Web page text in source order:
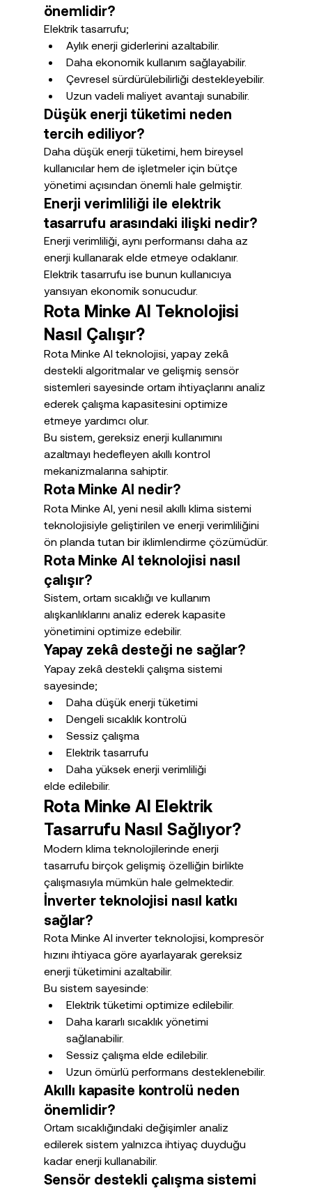
önemlidir?
Elektrik tasarrufu;
Aylık enerji giderlerini azaltabilir.
Daha ekonomik kullanım sağlayabilir.
Çevresel sürdürülebilirliği destekleyebilir.
Uzun vadeli maliyet avantajı sunabilir.
Düşük enerji tüketimi neden
tercih ediliyor?
Daha düşük enerji tüketimi, hem bireysel
kullanıcılar hem de işletmeler için bütçe
yönetimi açısından önemli hale gelmiştir.
Enerji verimliliği ile elektrik
tasarrufu arasındaki ilişki nedir?
Enerji verimliliği, aynı performansı daha az
enerji kullanarak elde etmeye odaklanır.
Elektrik tasarrufu ise bunun kullanıcıya
yansıyan ekonomik sonucudur.
Rota Minke AI Teknolojisi
Nasıl Çalışır?
Rota Minke AI teknolojisi, yapay zekâ
destekli algoritmalar ve gelişmiş sensör
sistemleri sayesinde ortam ihtiyaçlarını analiz
ederek çalışma kapasitesini optimize
etmeye yardımcı olur.
Bu sistem, gereksiz enerji kullanımını
azaltmayı hedefleyen akıllı kontrol
mekanizmalarına sahiptir.
Rota Minke AI nedir?
Rota Minke AI, yeni nesil akıllı klima sistemi
teknolojisiyle geliştirilen ve enerji verimliliğini
ön planda tutan bir iklimlendirme çözümüdür.
Rota Minke AI teknolojisi nasıl
çalışır?
Sistem, ortam sıcaklığı ve kullanım
alışkanlıklarını analiz ederek kapasite
yönetimini optimize edebilir.
Yapay zekâ desteği ne sağlar?
Yapay zekâ destekli çalışma sistemi
sayesinde;
Daha düşük enerji tüketimi
Dengeli sıcaklık kontrolü
Sessiz çalışma
Elektrik tasarrufu
Daha yüksek enerji verimliliği
elde edilebilir.
Rota Minke AI Elektrik
Tasarrufu Nasıl Sağlıyor?
Modern klima teknolojilerinde enerji
tasarrufu birçok gelişmiş özelliğin birlikte
çalışmasıyla mümkün hale gelmektedir.
İnverter teknolojisi nasıl katkı
sağlar?
Rota Minke AI inverter teknolojisi, kompresör
hızını ihtiyaca göre ayarlayarak gereksiz
enerji tüketimini azaltabilir.
Bu sistem sayesinde:
Elektrik tüketimi optimize edilebilir.
Daha kararlı sıcaklık yönetimi
sağlanabilir.
Sessiz çalışma elde edilebilir.
Uzun ömürlü performans desteklenebilir.
Akıllı kapasite kontrolü neden
önemlidir?
Ortam sıcaklığındaki değişimler analiz
edilerek sistem yalnızca ihtiyaç duyduğu
kadar enerji kullanabilir.
Sensör destekli çalışma sistemi